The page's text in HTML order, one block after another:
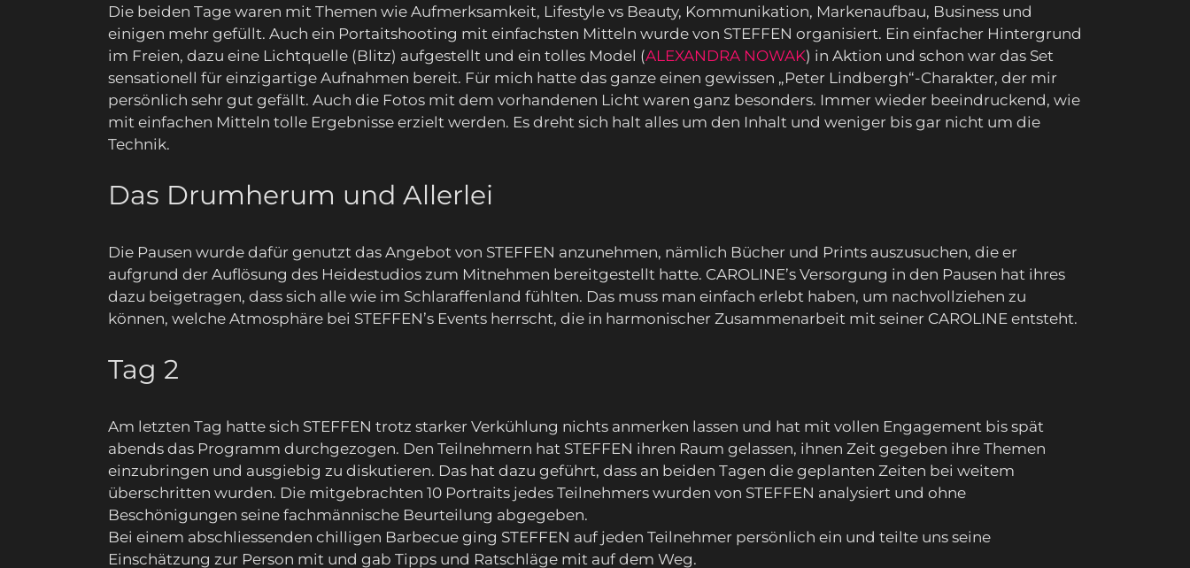
Die beiden Tage waren mit Themen wie Aufmerksamkeit, Lifestyle vs Beauty, Kommunikation, Markenaufbau, Business und
einigen mehr gefüllt. Auch ein Portaitshooting mit einfachsten Mitteln wurde von STEFFEN organisiert. Ein einfacher Hintergrund
im Freien, dazu eine Lichtquelle (Blitz) aufgestellt und ein tolles Model (ALEXANDRA NOWAK) in Aktion und schon war das Set
sensationell für einzigartige Aufnahmen bereit. Für mich hatte das ganze einen gewissen „Peter Lindbergh“-Charakter, der mir
persönlich sehr gut gefällt. Auch die Fotos mit dem vorhandenen Licht waren ganz besonders. Immer wieder beeindruckend, wie
mit einfachen Mitteln tolle Ergebnisse erzielt werden. Es dreht sich halt alles um den Inhalt und weniger bis gar nicht um die
Technik.
Das Drumherum und Allerlei
Die Pausen wurde dafür genutzt das Angebot von STEFFEN anzunehmen, nämlich Bücher und Prints auszusuchen, die er
aufgrund der Auflösung des Heidestudios zum Mitnehmen bereitgestellt hatte. CAROLINE’s Versorgung in den Pausen hat ihres
dazu beigetragen, dass sich alle wie im Schlaraffenland fühlten. Das muss man einfach erlebt haben, um nachvollziehen zu
können, welche Atmosphäre bei STEFFEN’s Events herrscht, die in harmonischer Zusammenarbeit mit seiner CAROLINE entsteht.
Tag 2
Am letzten Tag hatte sich STEFFEN trotz starker Verkühlung nichts anmerken lassen und hat mit vollen Engagement bis spät
abends das Programm durchgezogen. Den Teilnehmern hat STEFFEN ihren Raum gelassen, ihnen Zeit gegeben ihre Themen
einzubringen und ausgiebig zu diskutieren. Das hat dazu geführt, dass an beiden Tagen die geplanten Zeiten bei weitem
überschritten wurden. Die mitgebrachten 10 Portraits jedes Teilnehmers wurden von STEFFEN analysiert und ohne
Beschönigungen seine fachmännische Beurteilung abgegeben.
Bei einem abschliessenden chilligen Barbecue ging STEFFEN auf jeden Teilnehmer persönlich ein und teilte uns seine
Einschätzung zur Person mit und gab Tipps und Ratschläge mit auf dem Weg.